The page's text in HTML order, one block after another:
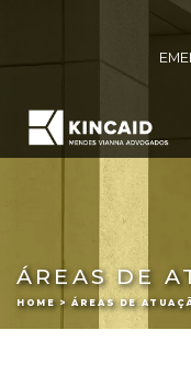
ÁREAS DE
HOME > ÁREAS DE